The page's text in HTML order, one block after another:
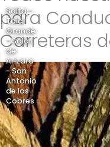
para
Carreteras
Salta -
Tolar
Grande
- Salar
de
Arizaro
- San
Antonio
de los
Cobres